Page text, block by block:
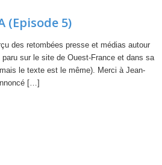
(Episode 5)
des retombées presse et médias autour
paru sur le site de Ouest-France et dans sa
le texte est le même). Merci à Jean-
[…]